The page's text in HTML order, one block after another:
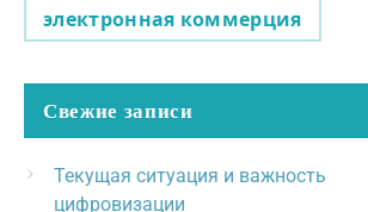
электронная коммерция
Свежие записи
Текущая ситуация и важность
цифровизации